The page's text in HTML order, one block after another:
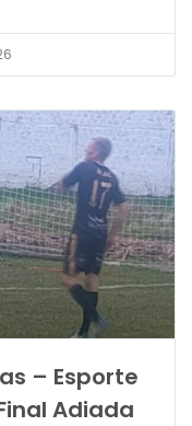
– Esporte
Adiada